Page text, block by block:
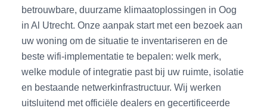
betrouwbare, duurzame klimaatoplossingen in Oog
in Al Utrecht. Onze aanpak start met een bezoek aan
uw woning om de situatie te inventariseren en de
beste wifi-implementatie te bepalen: welk merk,
welke module of integratie past bij uw ruimte, isolatie
en bestaande netwerkinfrastructuur. Wij werken
uitsluitend met officiële dealers en gecertificeerde